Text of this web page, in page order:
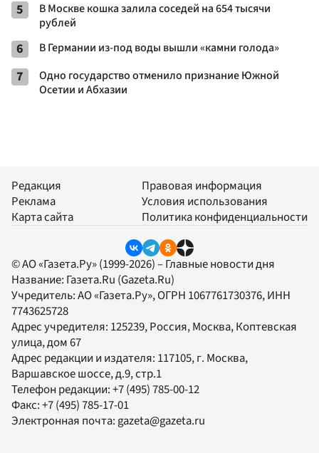
5
В Москве кошка залила соседей на 654 тысячи
рублей
6 В Германии из-под воды вышли «камни голода»
7
Одно государство отменило признание Южной
Осетии и Абхазии
Редакция
Реклама
Карта сайта
Правовая информация
Условия использования
Политика конфиденциальности
© АО «Газета.Ру» (1999-2026) – Главные новости дня
Название: Газета.Ru (Gazeta.Ru)
Учредитель:АО «Газета.Ру», ОГРН 1067761730376, ИНН
7743625728
Адрес учредителя: 125239, Россия, Москва, Коптевская
улица, дом 67
Адрес редакции и издателя: 117105, г. Москва,
Варшавское шоссе, д.9, стр.1
Телефон редакции:+7 (495) 785-00-12
Факс:+7 (495) 785-17-01
Электронная почта:gazeta@gazeta.ru